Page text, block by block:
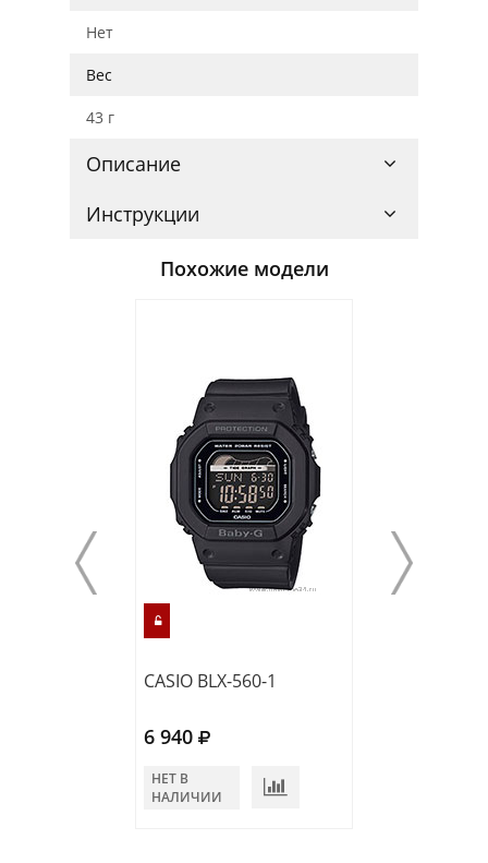
Нет
Вес
43 г
Описание
Инструкции
Похожие модели
CASIO BLX-560-1
6 940
НЕТ В
НАЛИЧИИ